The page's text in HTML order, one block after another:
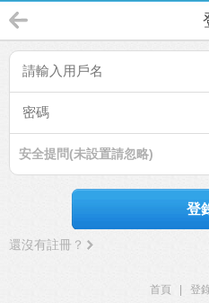
安全提問(未設置請忽略)
登
還沒有註冊？
首頁 登